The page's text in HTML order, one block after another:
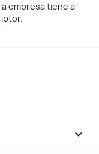
empresa tiene a
